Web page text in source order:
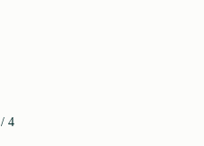
/ 4